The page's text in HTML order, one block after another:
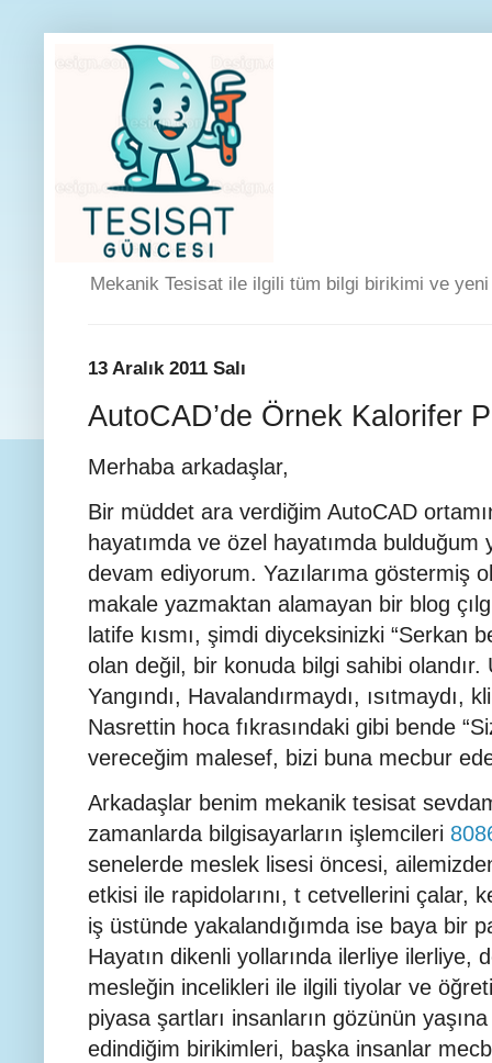
Mekanik Tesisat ile ilgili tüm bilgi birikimi ve
13 Aralık 2011 Salı
AutoCAD’de Örnek Kalorifer
Merhaba arkadaşlar,
Bir müddet ara verdiğim AutoCAD
hayatımda ve özel hayatımda bulduğum
devam ediyorum. Yazılarıma göstermiş
makale yazmaktan alamayan bir blog
latife kısmı, şimdi diyceksinizki “Serkan
olan değil, bir konuda bilgi sahibi olandır.
Yangındı, Havalandırmaydı, ısıtmaydı,
Nasrettin hoca fıkrasındaki gibi bende
vereceğim malesef, bizi buna mecbur
Arkadaşlar benim mekanik tesisat
zamanlarda bilgisayarların işlemcileri
senelerde meslek lisesi öncesi,
etkisi ile rapidolarını, t cetvellerini çalar,
iş üstünde yakalandığımda ise baya bir
Hayatın dikenli yollarında ilerliye ilerliye,
mesleğin incelikleri ile ilgili tiyolar ve
piyasa şartları insanların gözünün
edindiğim birikimleri, başka insanlar